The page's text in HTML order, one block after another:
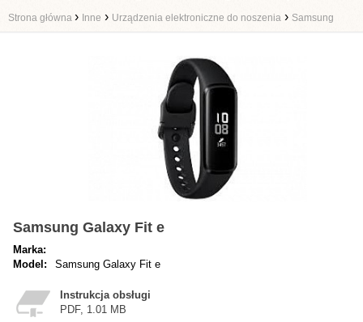
Strona główna › Inne › Urządzenia elektroniczne do noszenia › Samsung
Samsung Galaxy Fit e
Marka:
Model:
Samsung Galaxy Fit e
Instrukcja obsługi
PDF, 1.01 MB